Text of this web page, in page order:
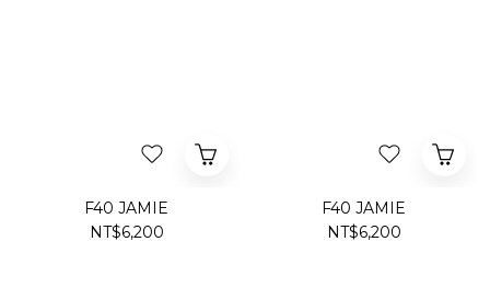
F40 JAMIE
NT$6,200
F40 JAMIE
NT$6,200